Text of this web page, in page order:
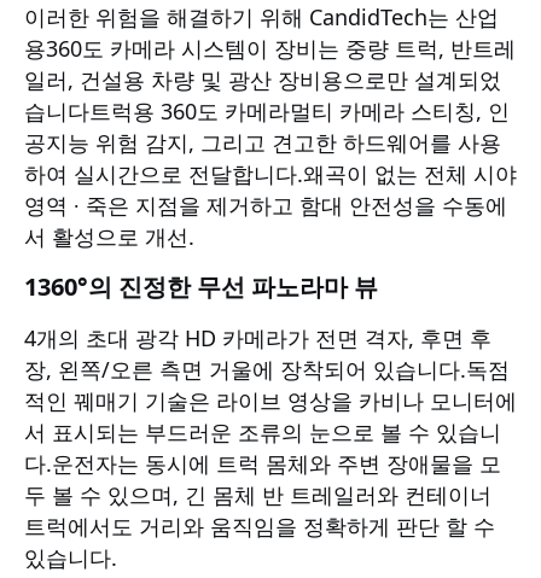
이러한 위험을 해결하기 위해 CandidTech는 산업
용360도 카메라 시스템이 장비는 중량 트럭, 반트레
일러, 건설용 차량 및 광산 장비용으로만 설계되었
습니다트럭용 360도 카메라멀티 카메라 스티칭, 인
공지능 위험 감지, 그리고 견고한 하드웨어를 사용
하여 실시간으로 전달합니다.왜곡이 없는 전체 시야
영역 ∙ 죽은 지점을 제거하고 함대 안전성을 수동에
서 활성으로 개선.
1360°의 진정한 무선 파노라마 뷰
4개의 초대 광각 HD 카메라가 전면 격자, 후면 후
장, 왼쪽/오른 측면 거울에 장착되어 있습니다.독점
적인 꿰매기 기술은 라이브 영상을 카비나 모니터에
서 표시되는 부드러운 조류의 눈으로 볼 수 있습니
다.운전자는 동시에 트럭 몸체와 주변 장애물을 모
두 볼 수 있으며, 긴 몸체 반 트레일러와 컨테이너
트럭에서도 거리와 움직임을 정확하게 판단 할 수
있습니다.